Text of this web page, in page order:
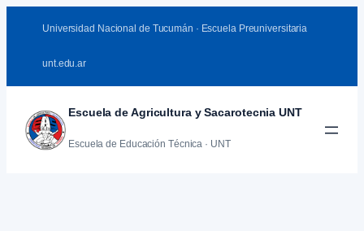
Universidad Nacional de Tucumán · Escuela Preuniversitaria
unt.edu.ar
Escuela de Agricultura y Sacarotecnia UNT
Escuela de Educación Técnica · UNT